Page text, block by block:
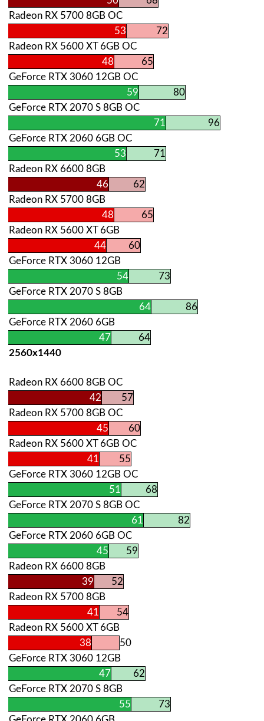
Radeon RX 5700 8GB OC
53
72
Radeon RX 5600 XT 6GB OC
48
65
GeForce RTX 3060 12GB OC
59
80
GeForce RTX 2070 S 8GB OC
71
96
GeForce RTX 2060 6GB OC
53
71
Radeon RX 6600 8GB
46
62
Radeon RX 5700 8GB
48
65
Radeon RX 5600 XT 6GB
44
60
GeForce RTX 3060 12GB
54
73
GeForce RTX 2070 S 8GB
64
86
GeForce RTX 2060 6GB
47
64
2560х1440
Radeon RX 6600 8GB OC
42
57
Radeon RX 5700 8GB OC
45
60
Radeon RX 5600 XT 6GB OC
41
55
GeForce RTX 3060 12GB OC
51
68
GeForce RTX 2070 S 8GB OC
61
82
GeForce RTX 2060 6GB OC
45
59
Radeon RX 6600 8GB
39
52
Radeon RX 5700 8GB
41
54
Radeon RX 5600 XT 6GB
38
50
GeForce RTX 3060 12GB
47
62
GeForce RTX 2070 S 8GB
55
73